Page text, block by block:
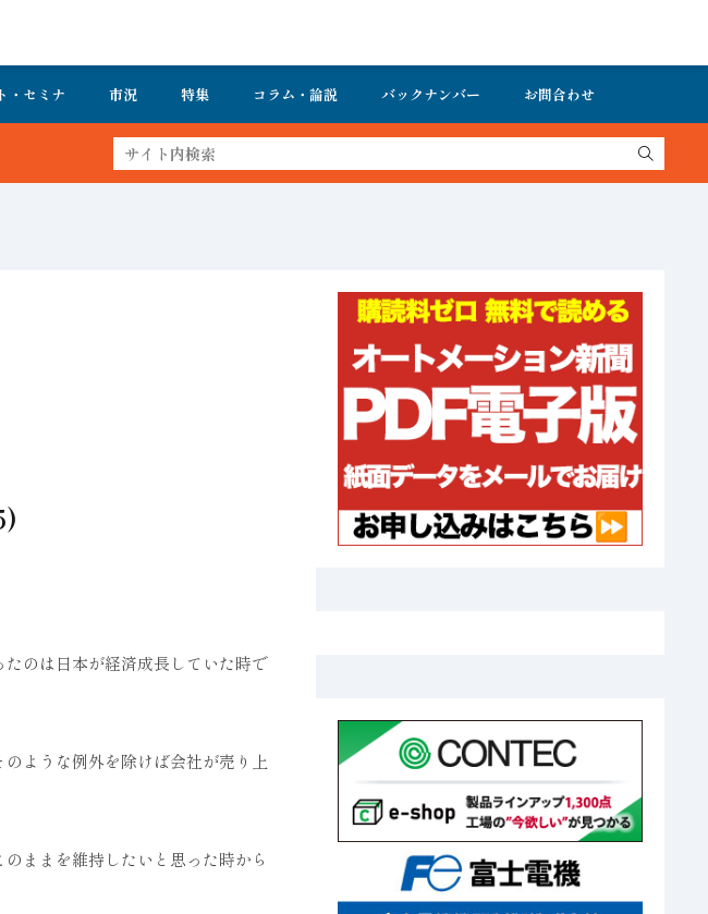
・セミナ 市況 特集 コラム・論説 バックナンバー お問合わせ
のは日本が経済成長していた時で
ような例外を除けば会社が売り上
ままを維持したいと思った時から